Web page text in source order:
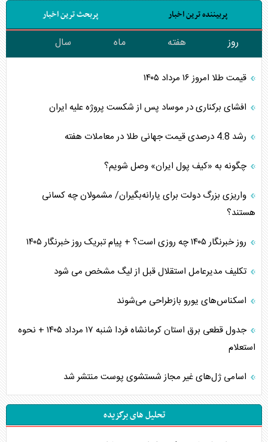
پربیننده ترین اخبار پربحث ترین اخبار
روز هفته ماه سال
قیمت طلا امروز ۱۶ مرداد ۱۴۰۵
افشای برکناری در موساد پس از شکست پروژه علیه ایران
رشد 4.8 درصدی قیمت جهانی طلا در معاملات هفته
چگونه به «کیف پول ایران» وصل شویم؟
واریزی بزرگ دولت برای یارانه‌بگیران/ مشمولان چه کسانی
هستند؟
روز خبرنگار ۱۴۰۵ چه روزی است؟ + پیام تبریک روز خبرنگار ۱۴۰۵
تکلیف مدیرعامل استقلال قبل از لیگ مشخص می شود
اسکناس‌های یورو بازطراحی می‌شوند
جدول قطعی برق استان کرمانشاه فردا شنبه ۱۷ مرداد ۱۴۰۵ + نحوه
استعلام
اسامی ژل‌های غیر مجاز شستشوی پوست منتشر شد
تحلیل های برگزیده